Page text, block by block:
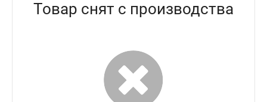
Товар снят с производства